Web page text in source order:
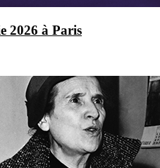
2026 à Paris